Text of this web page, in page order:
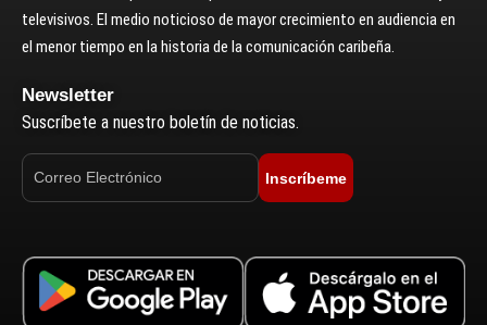
televisivos. El medio noticioso de mayor crecimiento en audiencia en
el menor tiempo en la historia de la comunicación caribeña.
Newsletter
Suscríbete a nuestro boletín de noticias.
Inscríbeme